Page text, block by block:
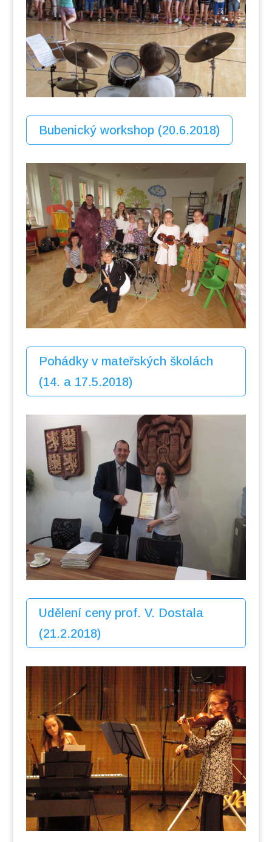
Bubenický workshop (20.6.2018)
Pohádky v mateřských školách
(14. a 17.5.2018)
Udělení ceny prof. V. Dostala
(21.2.2018)